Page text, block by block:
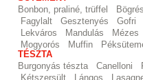
Bonbon, praliné, trüffel
Fagylalt
Gesztenyés
Gofri
Lekváros
Mandulás
Mézes
Mogyorós
Muffin
TÉSZTA
Burgonyás tészta
Canelloni
Kétszersült
Lángos